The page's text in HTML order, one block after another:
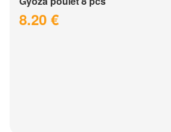
8.20 €